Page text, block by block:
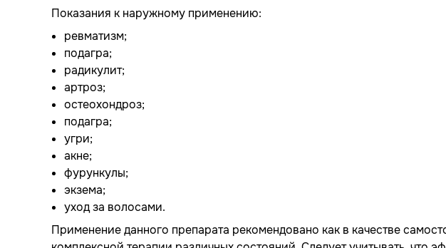
Показания к наружному применению:
ревматизм;
подагра;
радикулит;
артроз;
остеохондроз;
подагра;
угри;
акне;
фурункулы;
экзема;
уход за волосами.
Применение данного препарата рекомендовано как в качестве